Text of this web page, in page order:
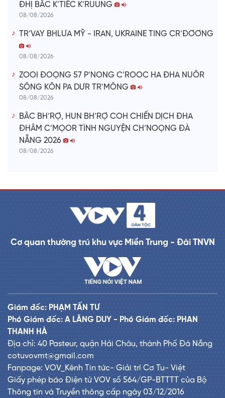
ĐHỊ BÂC K’TIÊC K’RUUNG
08/08/2026
TR’VAY BHLƯA MỸ - IRAN, UKRAINE TING CR’ĐƠƠNG
08/08/2026
ZOOI ĐOỌNG 57 P’NONG C’ROOC HA ĐHA NUÔR
SÔNG KÔN PA DƯR TR’MÔNG
08/08/2026
BÂC BH’RỢ, HUN BH’RỢ COH CHIẾN DỊCH ĐHA
ĐHÂM C’MỌOR TÌNH NGUYỆN CH’NOỌNG ĐÀ
NẴNG 2026
08/08/2026
Cơ quan thường trú khu vực Miền Trung - Đài TNVN
Giám đốc: PHẠM TẤN TƯ
Phó Giám đốc: A LĂNG DUY - Phó Giám đốc: PHAN
THANH HÀ
Địa chỉ: 40 Pasteur, quận Hải Châu, thành Phố Đà Nẵng
cotuvovmt@gmail.com
Fanpage: VOV_Kênh Tin tức- Giải trí Cơ Tu- Việt
Giấy phép báo Điện tử VOV số 564/GP-BTTTT của Bộ
Thông tin và Truyền thông cấp ngày 03/12/2016